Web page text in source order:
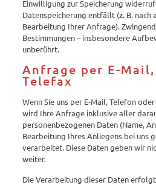
Einwilligung zur Speicherung
Datenspeicherung entfällt (z. B. nach
Bearbeitung Ihrer Anfrage).
Bestimmungen – insbesondere
unberührt.
Anfrage per E-
Telefax
Wenn Sie uns per E-Mail, Telefon
wird Ihre Anfrage inklusive aller
personenbezogenen Daten (Name,
Bearbeitung Ihres Anliegens bei uns
verarbeitet. Diese Daten geben wir
weiter.
Die Verarbeitung dieser Daten